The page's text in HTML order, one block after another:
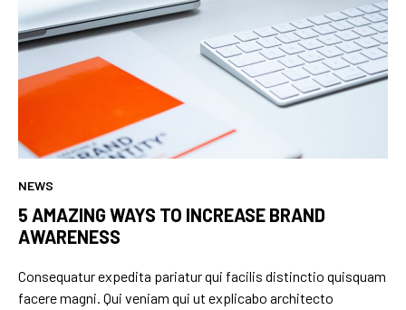
NEWS
5 AMAZING WAYS TO INCREASE BRAND
AWARENESS
Consequatur expedita pariatur qui facilis distinctio quisquam
facere magni. Qui veniam qui ut explicabo architecto